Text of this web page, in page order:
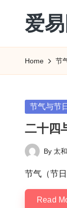
爱易
历
阳
转
农
历
阴
历
查
询
_2ebc.com
Home 节
Posted
节气与节日
二十四
Posted
by
By 太
节气（节
Read